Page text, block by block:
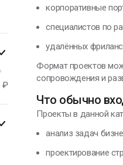
₽
корпоративные
специалистов по
удалённых
Формат проектов
сопровождения и
Что обычно
Проекты в данной
анализ задач
проектирование